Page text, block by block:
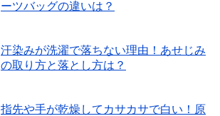
ーツバッグの違いは？
汗染みが洗濯で落ちない理由！あせじみ
の取り方と落とし方は？
指先や手が乾燥してカサカサで白い！原